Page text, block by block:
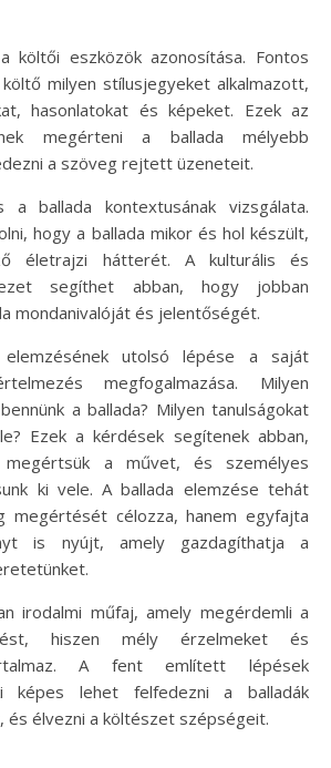
költői eszközök azonosítása. Fontos
milyen stílusjegyeket alkalmazott,
hasonlatokat és képeket. Ezek az
megérteni a ballada mélyebb
a szöveg rejtett üzeneteit.
a ballada kontextusának vizsgálata.
hogy a ballada mikor és hol készült,
életrajzi hátterét. A kulturális és
segíthet abban, hogy jobban
mondanivalóját és jelentőségét.
utolsó lépése a saját
megfogalmazása. Milyen
a ballada? Milyen tanulságokat
Ezek a kérdések segítenek abban,
megértsük a művet, és személyes
ki vele. A ballada elemzése tehát
megértését célozza, hanem egyfajta
is nyújt, amely gazdagíthatja a
irodalmi műfaj, amely megérdemli a
hiszen mély érzelmeket és
A fent említett lépések
képes lehet felfedezni a balladák
és élvezni a költészet szépségeit.